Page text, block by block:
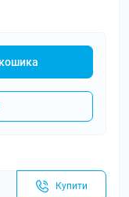
Купити